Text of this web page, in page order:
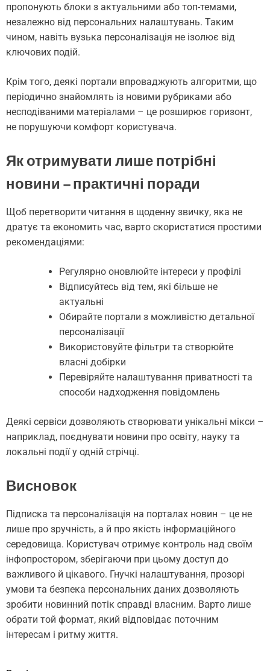
пропонують блоки з актуальними або топ-темами,
незалежно від персональних налаштувань. Таким
чином, навіть вузька персоналізація не ізолює від
ключових подій.
Крім того, деякі портали впроваджують алгоритми, що
періодично знайомлять із новими рубриками або
несподіваними матеріалами – це розширює горизонт,
не порушуючи комфорт користувача.
Як отримувати лише потрібні
новини – практичні поради
Щоб перетворити читання в щоденну звичку, яка не
дратує та економить час, варто скористатися простими
рекомендаціями:
Регулярно оновлюйте інтереси у профілі
Відписуйтесь від тем, які більше не
актуальні
Обирайте портали з можливістю детальної
персоналізації
Використовуйте фільтри та створюйте
власні добірки
Перевіряйте налаштування приватності та
способи надходження повідомлень
Деякі сервіси дозволяють створювати унікальні мікси –
наприклад, поєднувати новини про освіту, науку та
локальні події у одній стрічці.
Висновок
Підписка та персоналізація на порталах новин – це не
лише про зручність, а й про якість інформаційного
середовища. Користувач отримує контроль над своїм
інфопростором, зберігаючи при цьому доступ до
важливого й цікавого. Гнучкі налаштування, прозорі
умови та безпека персональних даних дозволяють
зробити новинний потік справді власним. Варто лише
обрати той формат, який відповідає поточним
інтересам і ритму життя.